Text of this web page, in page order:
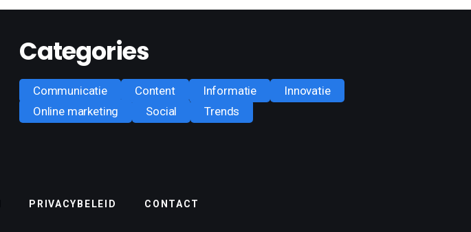
Categories
Communicatie Content Informatie
Innovatie
Online marketing
Social Trends
PRIVACYBELEID CONTACT